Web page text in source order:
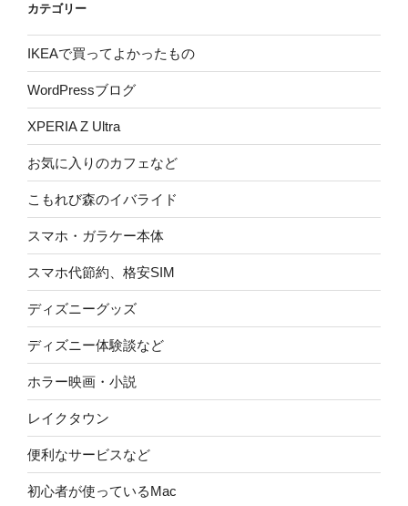
カテゴリー
IKEAで買ってよかったもの
WordPressブログ
XPERIA Z Ultra
お気に入りのカフェなど
こもれび森のイバライド
スマホ・ガラケー本体
スマホ代節約、格安SIM
ディズニーグッズ
ディズニー体験談など
ホラー映画・小説
レイクタウン
便利なサービスなど
初心者が使っているMac